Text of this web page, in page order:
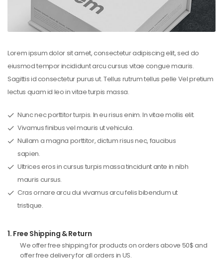
Lorem ipsum dolor sit amet, consectetur adipiscing elit, sed do
eiusmod tempor incididunt arcu cursus vitae congue mauris.
Sagittis id consectetur purus ut. Tellus rutrum tellus pelle Vel pretium
lectus quam id leo in vitae turpis massa.
Nunc nec porttitor turpis. In eu risus enim. In vitae mollis elit.
Vivamus finibus vel mauris ut vehicula.
Nullam a magna porttitor, dictum risus nec, faucibus
sapien.
Ultrices eros in cursus turpis massa tincidunt ante in nibh
mauris cursus.
Cras ornare arcu dui vivamus arcu felis bibendum ut
tristique.
1. Free Shipping & Return
We offer free shipping for products on orders above 50$ and
offer free delivery for all orders in US.